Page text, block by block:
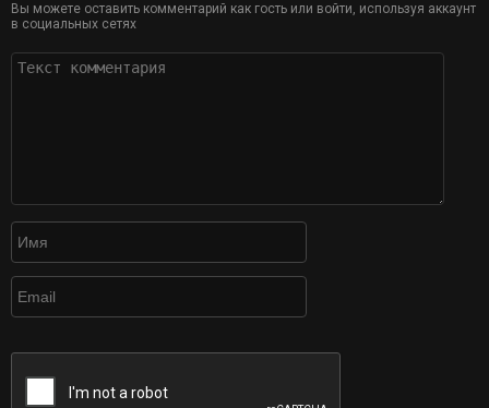
Вы можете оставить комментарий как гость или войти, используя аккаунт
в социальных сетях